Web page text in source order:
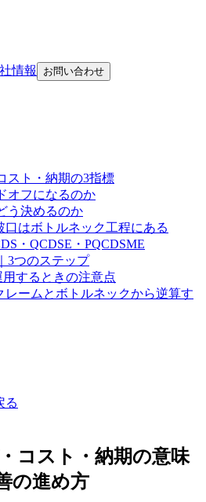
情報 お問い合わせ
スト・納期の3指標
オフになるのか
う決めるのか
口はボトルネック工程にある
・QCDSE・PQCDSME
3つのステップ
するときの注意点
レームとボトルネックから逆算す
る
コスト・納期の意味
の進め方